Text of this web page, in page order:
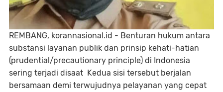
REMBANG, korannasional.id - Benturan hukum antara
substansi layanan publik dan prinsip kehati-hatian
(prudential/precautionary principle) di Indonesia
sering terjadi disaat Kedua sisi tersebut berjalan
bersamaan demi terwujudnya pelayanan yang cepat